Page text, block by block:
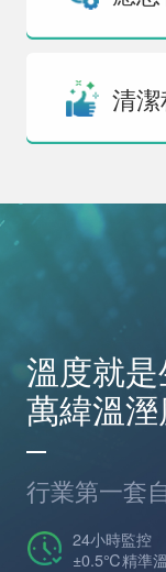
清
溫度就
萬緯溫
行業第一套
24小時監控
±0.5℃精準